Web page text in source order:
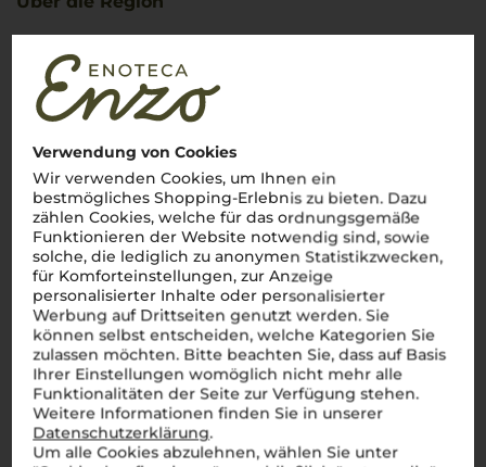
Verwendung von Cookies
Wir verwenden Cookies, um Ihnen ein
bestmögliches Shopping-Erlebnis zu bieten. Dazu
zählen Cookies, welche für das ordnungsgemäße
Funktionieren der Website notwendig sind, sowie
solche, die lediglich zu anonymen Statistikzwecken,
für Komforteinstellungen, zur Anzeige
personalisierter Inhalte oder personalisierter
Werbung auf Drittseiten genutzt werden. Sie
können selbst entscheiden, welche Kategorien Sie
zulassen möchten. Bitte beachten Sie, dass auf Basis
Ihrer Einstellungen womöglich nicht mehr alle
Funktionalitäten der Seite zur Verfügung stehen.
Weitere Informationen finden Sie in unserer
Datenschutzerklärung.
Um alle Cookies abzulehnen, wählen Sie unter
Südtirol
Die alpinische Weinregion Italiens mit einzigartigem
Charakter
Alpenlandschaften auf italienischen Charme treffen und eine
der faszinierendsten Weinregionen des Landes bilden.
Zwischen imposanten Berggipfeln und sonnenverwöhnten
Weinbergen entstehen Weine, die die Seele Italiens und das
alpine Terroir perfekt vereinen. Ob der erstklassige
Weißburgunder aus derCantina Terlan, der aromatische
Sauvignon Blancoder der vollmundige Lagrein– dieWeine
Südtirolssind frisch, elegant und unverwechselbar. Dazu
kommen regionale Spezialitäten wie der leichte Vernatsch,
der perfekt zu den herzhaften Gerichten der alpinen
passt. Jeder SchluckSüdtiroler Weinist eine Hommage an
die Schönheit und Vielfalt dieser einzigartigen Region.Salute
a Südtirol!
Mehr Weine aus Südtirol